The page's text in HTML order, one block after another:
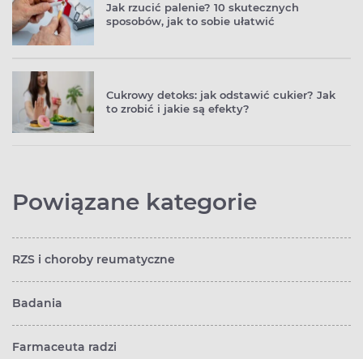
Jak rzucić palenie? 10 skutecznych
sposobów, jak to sobie ułatwić
Cukrowy detoks: jak odstawić cukier? Jak
to zrobić i jakie są efekty?
Powiązane kategorie
RZS i choroby reumatyczne
Badania
Farmaceuta radzi